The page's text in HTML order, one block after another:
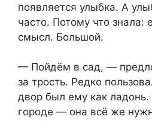
появляется улыбка. А
часто. Потому что знала:
смысл. Большой.
— Пойдём в сад, —
за трость. Редко
двор был ему как ладонь.
городе — она всё же